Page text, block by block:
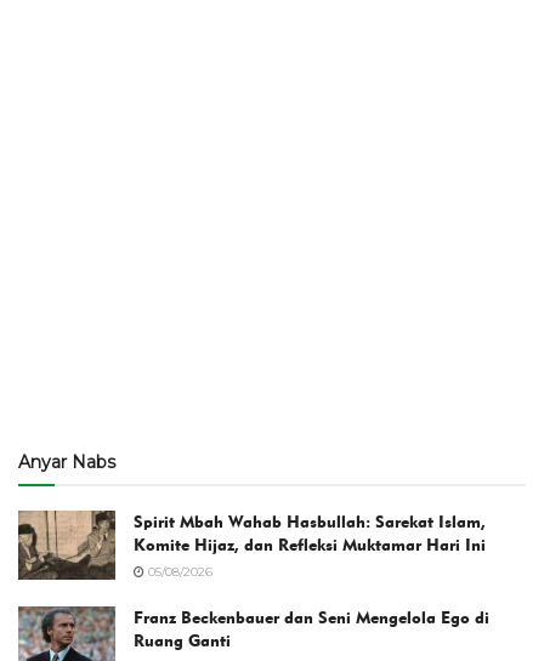
Anyar Nabs
Spirit Mbah Wahab Hasbullah: Sarekat Islam,
Komite Hijaz, dan Refleksi Muktamar Hari Ini
05/08/2026
Franz Beckenbauer dan Seni Mengelola Ego di
Ruang Ganti